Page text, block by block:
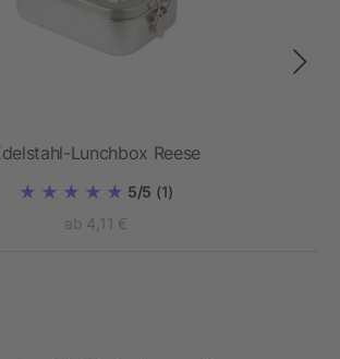
Lunchbox Reese
5/5 (1)
ab 4,11 €